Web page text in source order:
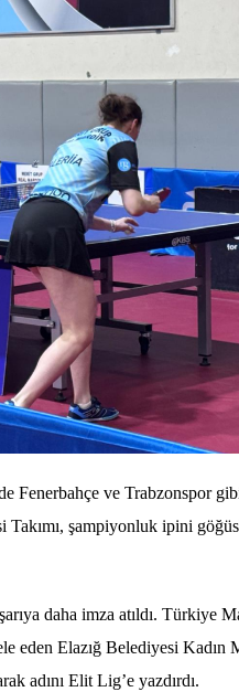
Fenerbahçe ve Trabzonspor
Takımı, şampiyonluk ipini
daha imza atıldı. Türkiye
eden Elazığ Belediyesi Kadın
adını Elit Lig’e yazdırdı.